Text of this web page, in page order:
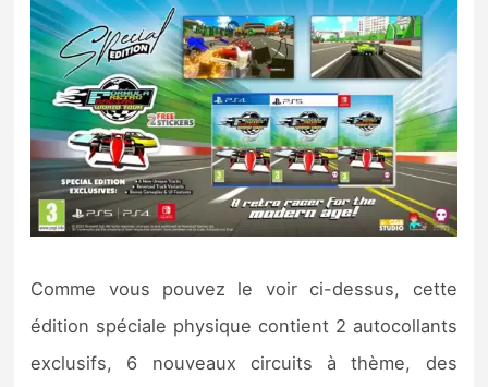
Comme vous pouvez le voir ci-dessus, cette
édition spéciale physique contient 2 autocollants
exclusifs, 6 nouveaux circuits à thème, des